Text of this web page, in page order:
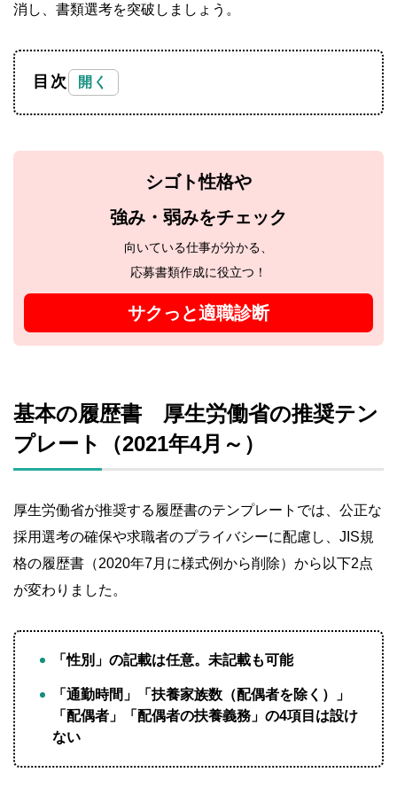
消し、書類選考を突破しましょう。
目次
シゴト性格や
強み・弱みをチェック
向いている仕事が分かる、
応募書類作成に役立つ！
サクっと適職診断
基本の履歴書 厚生労働省の推奨テン
プレート（2021年4月～）
厚生労働省が推奨する履歴書のテンプレートでは、公正な
採用選考の確保や求職者のプライバシーに配慮し、JIS規
格の履歴書（2020年7月に様式例から削除）から以下2点
が変わりました。
「性別」の記載は任意。未記載も可能
「通勤時間」「扶養家族数（配偶者を除く）」
「配偶者」「配偶者の扶養義務」の4項目は設け
ない